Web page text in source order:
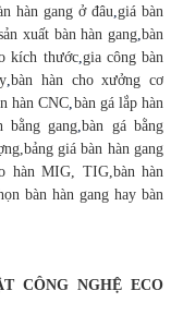
hàn gang ở đâu ,giá bàn
xuất bàn hàn gang,bàn
kích thước, gia công bàn
,bàn hàn cho xưởng cơ
hàn CNC bàn gá lắp hàn
bằng gang ,bàn gá bằng
giá bàn hàn gang
hàn MIG, TIG,bàn hàn
bàn hàn gang hay bàn
CÔNG NGHỆ ECO